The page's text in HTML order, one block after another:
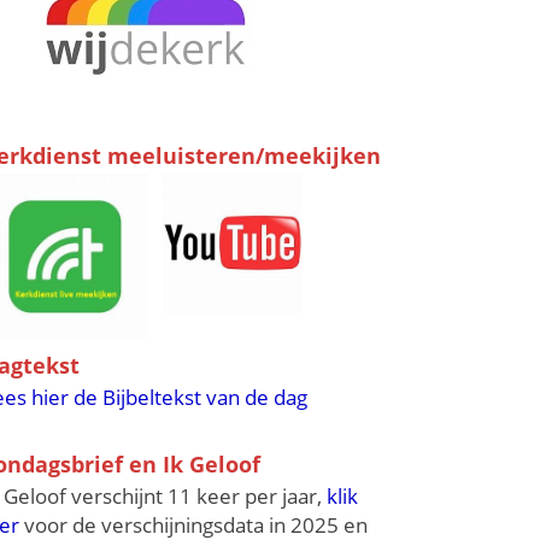
meeluisteren/meekijken
hier de Bijbeltekst van de dag
en Ik Geloof
Geloof verschijnt 11 keer per jaar, klik
voor de verschijningsdata in 2025 en